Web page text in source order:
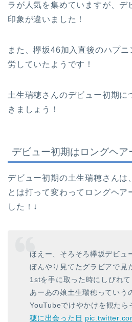
ラが人気を集めていますが、デ
印象が違いました！
また、欅坂46加入直後のハプ
労していたようです！
土生瑞穂さんのデビュー初期に
きましょう！
デビュー初期はロングヘア
デビュー初期の土生瑞穂さんは
とは打って変わってロングヘア
した！↓
ほえー、そろそろ欅坂デビュ
ぼんやり見てたグラビアで見
1stを手に取った時にしびれて
あーあの娘土生瑞穂っていう
YouTubeでけやかけを観た
穂に出会った日